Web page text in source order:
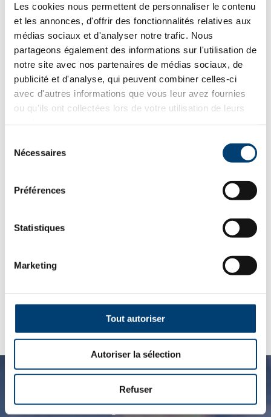
Les cookies nous permettent de personnaliser le contenu
et les annonces, d'offrir des fonctionnalités relatives aux
médias sociaux et d'analyser notre trafic. Nous
partageons également des informations sur l'utilisation de
notre site avec nos partenaires de médias sociaux, de
publicité et d'analyse, qui peuvent combiner celles-ci
avec d'autres informations que vous leur avez fournies
ou qu'ils ont collectées lors de votre utilisation de leurs
Nécessaires
Préférences
Statistiques
Marketing
Tout autoriser
Autoriser la sélection
Refuser
de
travail
gris
cargo
Retournez à la boutique en cliquant
DESCRIPTION
PRODUIT
Utilisation intérieur et extérieur
Pour toutes les configurations cuisine droite, en
Plusieurs aménagement intérieurs selon besoins
3 tiroirs maxi en option
Les matériaux sont résistants
Une question ?